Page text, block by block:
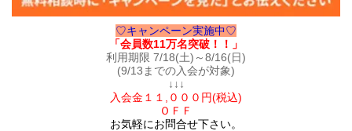
♡キャンペーン実施中♡
「会員数11万名突破！！」
利用期限 7/18(土)～8/16(日)
(9/13までの入会が対象)
↓↓↓
入会金１１,０００円(税込)
ＯＦＦ
お気軽にお問合せ下さい。